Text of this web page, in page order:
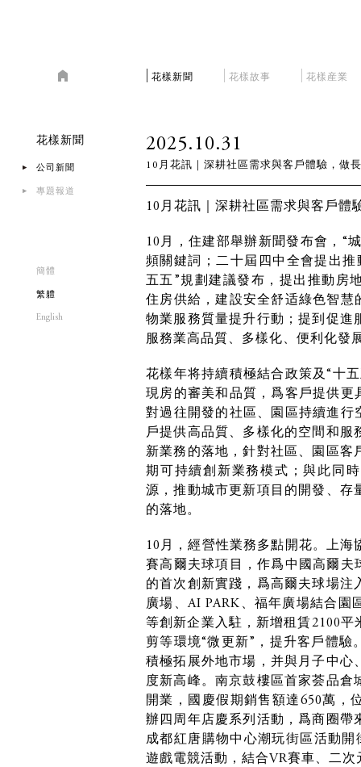
花樣新聞 花樣故事 花樣産業
花樣新聞
公司新聞
專題報道
簡體
繁軆
English
2025.10.31
10月花訊｜深耕社區需求與客戶體驗，做
10月花訊｜深耕社區需求與客戶體
10月，住建部舉辦新聞發布會，“
頻關鍵詞；二十屆四中全會提出
五五”規劃建議發布，提出推動房
住房供給，建設安全舒适綠色智慧
物業服務質量提升行動；提到促進
服務業高品質、多樣化、便利化發
花樣年将持續積極結合政策及“十
現房的審美和品質，爲客戶提供更
對過往開發的社區、園區持續進行
戶提供高品質、多樣化的空間和
新業務的落地，針對社區、園區客
期可持續創新業務模式；與此同
源，推動城市更新項目的開發、存
的落地。
10月，經營性業務多點開花。上
賽高爾夫球項目，作爲中國高爾夫
的首次創新實踐，爲高爾夫球場
廣場、AI PARK、福年廣場結合園
等創新企業入駐，新增租賃2100
剪等環境“微更新”，提升客戶體
積極拓展外地市場，并與月子中心
度新高峰。南京鼓樓區首家荟品
開業，國慶假期銷售額達650萬，
辦四周年店慶系列活動，爲商圈帶
成都紅唐購物中心潮玩街區活動
遊戲電競活動，結合VR賽車、二